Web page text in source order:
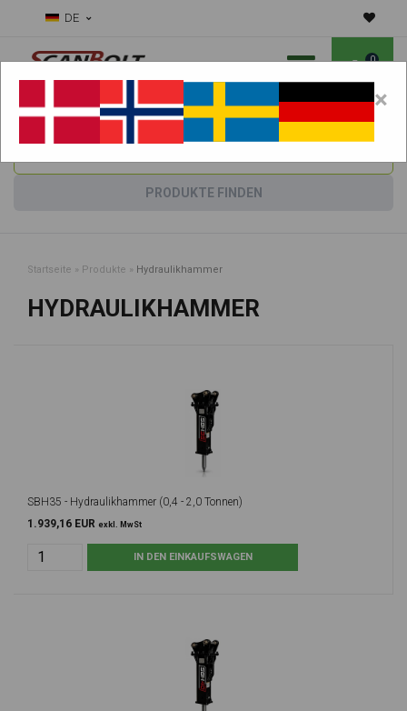
DE
0
Benötigen Sie Hilfe bei Verschleißteilen?Maschine wählen:
PRODUKTE FINDEN
Startseite » Produkte » Hydraulikhammer
HYDRAULIKHAMMER
SBH35 - Hydraulikhammer (0,4 - 2,0 Tonnen)
1.939,16 EUR exkl. MwSt
×